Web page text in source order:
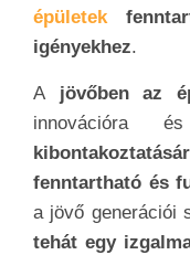
épületek
igényekhez.
A jövőben az
innovációra
fenntartható és
a jövő generációi
tehát egy